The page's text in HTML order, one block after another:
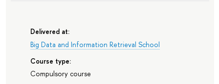
Delivered at:
Big Data and Information Retrieval School
Course type:
Compulsory course